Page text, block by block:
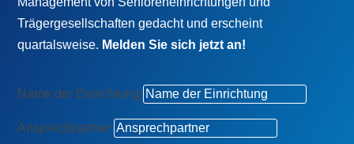
Trägergesellschaften gedacht und erscheint
quartalsweise. Melden Sie sich jetzt an!
Name der Einrichtung
Ansprechpartner